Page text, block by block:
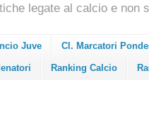
legate al calcio e non
Juve Cl. Marcatori
Ranking Calcio